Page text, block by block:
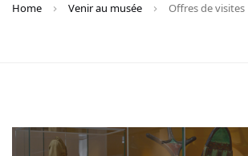
Home Venir au musée Offres de visites